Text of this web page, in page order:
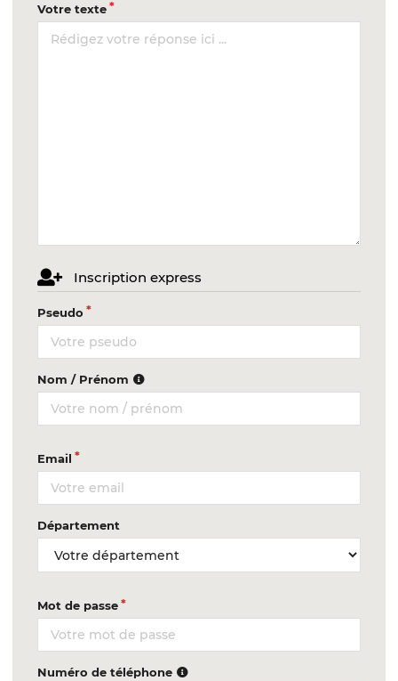
Votre texte
Inscription express
Pseudo
Nom / Prénom
Email
Département
Mot de passe
Numéro de téléphone